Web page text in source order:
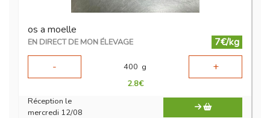
os a moelle
EN DIRECT DE MON ÉLEVAGE
7€/kg
-
400 g +
2.8€
Réception le
mercredi 12/08